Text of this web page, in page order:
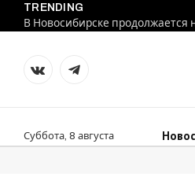
TRENDING
В Новосибирске продолжается
VKontakteTelegram
Суббота, 8 августа